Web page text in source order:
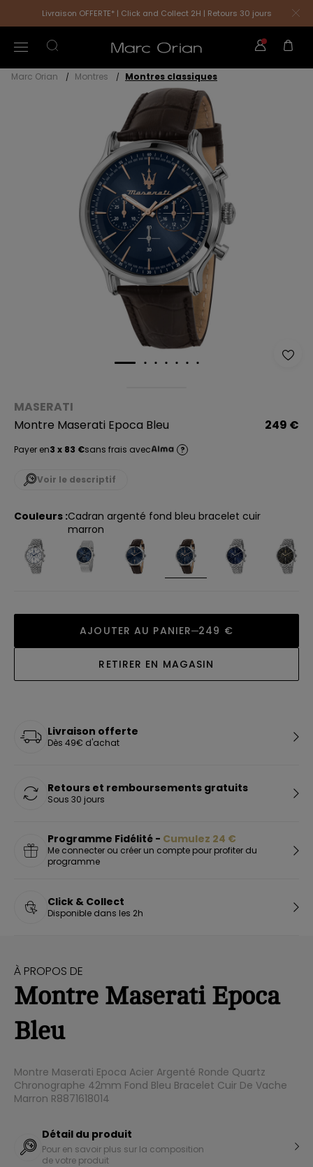
Livraison OFFERTE* | Click and Collect 2H | Retours 30 jours
Marc Orian Montres Montres classiques
MASERATI
Montre Maserati Epoca Bleu
249 €
Payer en3 x 83 €sans frais avec ?
Voir le descriptif
Couleurs :cadran argenté fond bleu bracelet cuir
marron
AJOUTER AU PANIER 249 €
RETIRER EN MAGASIN
Livraison offerte
Dès 49€ d'achat
Retours et remboursements gratuits
Sous 30 jours
Programme Fidélité - Cumulez 24 €
Me connecter ou créer un compte pour profiter du
programme
Click & Collect
Disponible dans les 2h
À PROPOS DE
Montre Maserati Epoca
Bleu
Montre Maserati Epoca Acier Argenté Ronde Quartz
Chronographe 42mm Fond Bleu Bracelet Cuir De Vache
Marron R8871618014
Détail du produit
Pour en savoir plus sur la composition
de votre produit